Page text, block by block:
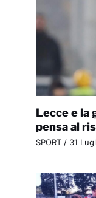
Lecce e la
pensa al
SPORT/ 31